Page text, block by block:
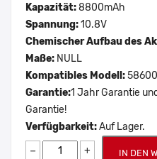
Kapazität:8800mAh
Spannung:10.8V
Chemischer Aufbau des
Maße: NULL
Kompatibles Modell:
Garantie:1 Jahr Garantie
Garantie!
Verfügbarkeit:Auf Lager.
− + IN DEN